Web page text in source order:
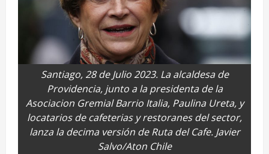
Santiago, 28 de Julio 2023. La alcaldesa de
Providencia, junto a la presidenta de la
Asociacion Gremial Barrio Italia, Paulina Ureta, y
locatarios de cafeterias y restoranes del sector,
lanza la decima versión de Ruta del Cafe. Javier
Salvo/Aton Chile